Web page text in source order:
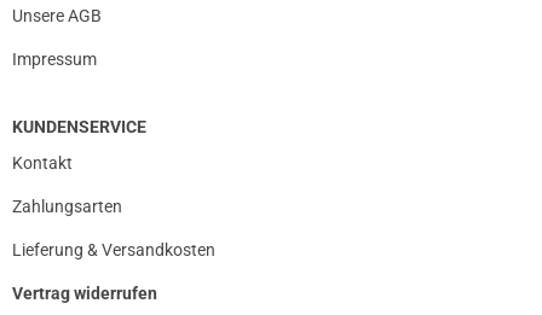
Unsere AGB
Impressum
KUNDENSERVICE
Kontakt
Zahlungsarten
Lieferung & Versandkosten
Vertrag widerrufen